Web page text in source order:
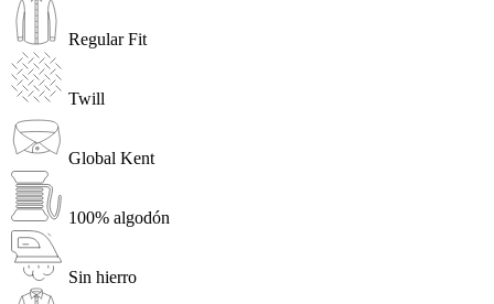
Regular Fit
Twill
Global Kent
100% algodón
Sin hierro